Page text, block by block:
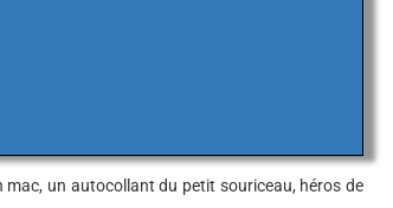
mac, un autocollant du petit souriceau, héros de